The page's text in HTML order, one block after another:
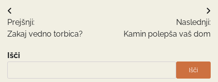
Navigacija
prispevka
Prejšnji:
Zakaj vedno torbica?
Naslednji:
Kamin polepša vaš dom
Išči
Išči